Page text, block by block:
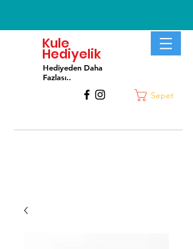
Kule
Hediyelik
Hediyeden Daha
Fazlası..
Sepet